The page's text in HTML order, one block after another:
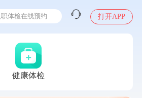
职体检在线预约
打开APP
健康体检
臣倍健多维男士多种维生素矿物质片1.5g*60片*2
瓶
购买了美的1.5L电热水壶HJ1522
成功预约青春体检卡（女）
成功预约青春体检卡（女）
成功预约了标准体检套餐（男）
成功预约了标准体检套餐（男）